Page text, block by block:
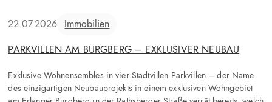
22.07.2026 Immobilien
PARKVILLEN AM BURGBERG – EXKLUSIVER NEUBAU
Exklusive Wohnensembles in vier Stadtvillen Parkvillen – der Name
des einzigartigen Neubauprojekts in einem exklusiven Wohngebiet